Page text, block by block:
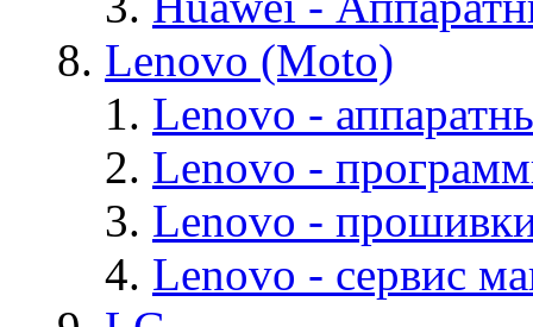
Lenovo (Moto)
Lenovo -
Lenovo -
Lenovo -
Lenovo - cервис